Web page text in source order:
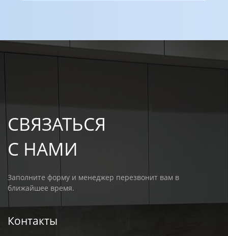
СВЯЗАТЬСЯ
С НАМИ
Заполните форму и менеджер перезвонит вам в
ближайшее время.
Контакты